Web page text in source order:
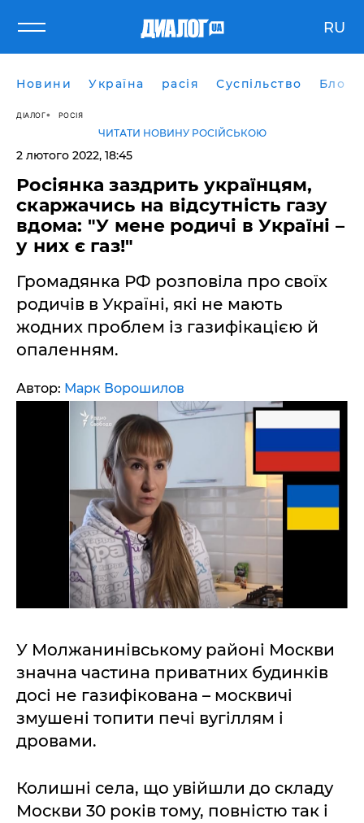
RU
Новини Україна расія Суспільство Блоги
ДІАЛОГ РОСІЯ
ЧИТАТИ НОВИНУ РОСІЙСЬКОЮ
2 лютого 2022, 18:45
Росіянка заздрить українцям,
скаржачись на відсутність газу
вдома: "У мене родичі в Україні –
у них є газ!"
Громадянка РФ розповіла про своїх
родичів в Україні, які не мають
жодних проблем із газифікацією й
опаленням.
Автор: Марк Ворошилов
У Молжанинівському районі Москви
значна частина приватних будинків
досі не газифікована – москвичі
змушені топити печі вугіллям і
дровами.
Колишні села, що увійшли до складу
Москви 30 років тому, повністю так і